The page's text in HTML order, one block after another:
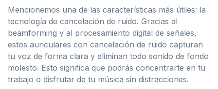
Mencionemos una de las características más útiles: la
tecnología de cancelación de ruido. Gracias al
beamforming y al procesamiento digital de señales,
estos auriculares con cancelación de ruido capturan
tu voz de forma clara y eliminan todo sonido de fondo
molesto. Esto significa que podrás concentrarte en tu
trabajo o disfrutar de tu música sin distracciones.